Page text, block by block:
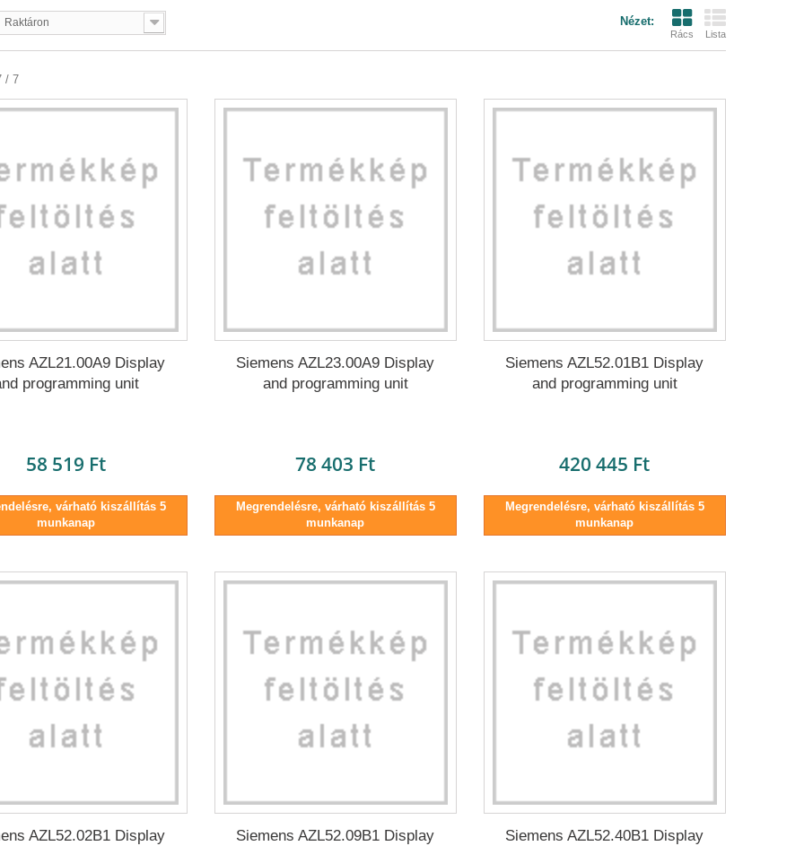
Nézet:
Rács Lista
Raktáron
/ 7
AZL21.00A9 Display
programming unit
58 519 Ft
várható kiszállítás 5
munkanap
Siemens AZL23.00A9 Display
and programming unit
78 403 Ft
Megrendelésre, várható kiszállítás 5
munkanap
Siemens AZL52.01B1 Display
and programming unit
420 445 Ft
Megrendelésre, várható kiszállítás 5
munkanap
AZL52.02B1 Display
Siemens AZL52.09B1 Display
Siemens AZL52.40B1 Display